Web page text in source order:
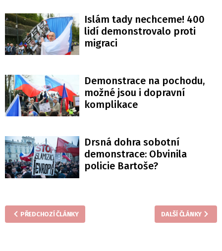
Islám tady nechceme! 400
lidí demonstrovalo proti
migraci
Demonstrace na pochodu,
možné jsou i dopravní
komplikace
Drsná dohra sobotní
demonstrace: Obvinila
policie Bartoše?
PŘEDCHOZÍ ČLÁNKY DALŠÍ ČLÁNKY